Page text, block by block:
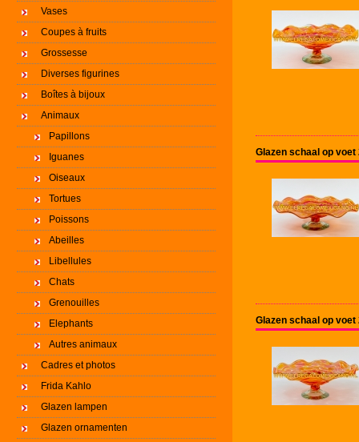
Vases
Coupes à fruits
Grossesse
Diverses figurines
Boîtes à bijoux
Animaux
Papillons
Iguanes
Oiseaux
Tortues
Poissons
Abeilles
Libellules
Chats
Grenouilles
Elephants
Autres animaux
Cadres et photos
Frida Kahlo
Glazen lampen
Glazen ornamenten
Glazen schaal op voet
Glazen schaal op voet